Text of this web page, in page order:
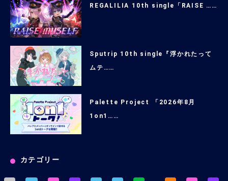
REGALILIA 10th single「RAISE ……
Sputrip 10th single『浮かれたって
ムテ……
Palette Project 「2026年8月
1on1……
カテゴリー